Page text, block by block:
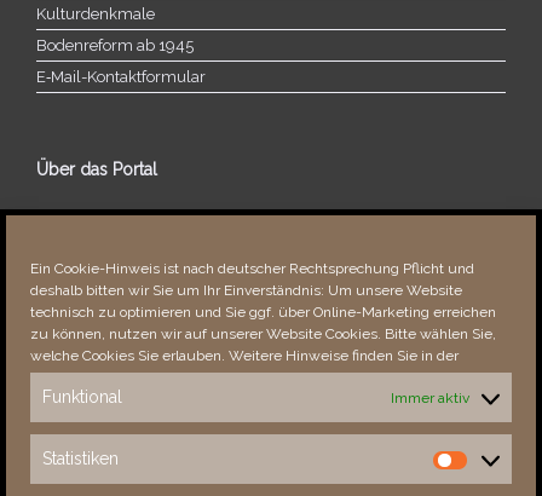
Ein Cookie-Hinweis ist nach deutscher Rechtsprechung Pflicht und
deshalb bitten wir Sie um Ihr Einverständnis: Um unsere Website
technisch zu optimieren und Sie ggf. über Online-Marketing erreichen
zu können, nutzen wir auf unserer Website Cookies. Bitte wählen Sie,
welche Cookies Sie erlauben. Weitere Hinweise finden Sie in der
Funktional Immer aktiv
Statistiken
Statistiken
Kulturdenkmale
Bodenreform ab 1945
E‑Mail-​​Kontaktformular
Über das Portal
Über dieses Portal
Fehler bemerkt?
Besucher seit 08/​2021